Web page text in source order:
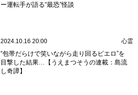
ー運転手が語る“最恐”怪談
2024.10.16 20:00 心霊
“包帯だらけで笑いながら走り回るピエロ”を
目撃した結果…【うえまつそうの連載：島流
し奇譚】